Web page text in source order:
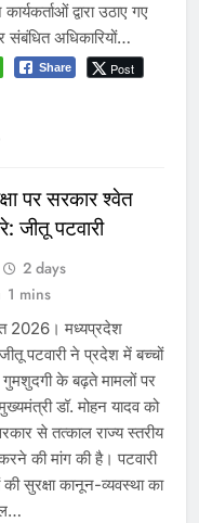
द्वारा उठाए गए
संबंधित अधिकारियों…
Share Post
पर सरकार श्वेत
जीतू पटवारी
2 days
1 mins
2026। मध्यप्रदेश
पटवारी ने प्रदेश में बच्चों
के बढ़ते मामलों पर
डॉ. मोहन यादव को
से तत्काल राज्य स्तरीय
की मांग की है। पटवारी
सुरक्षा कानून-व्यवस्था का